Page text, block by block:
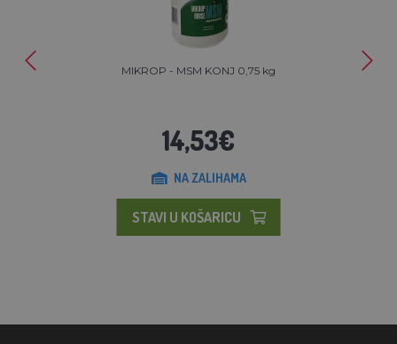
MIKROP - MSM KONJ 0,75 kg
14,53€
NA ZALIHAMA
STAVI U KOŠARICU